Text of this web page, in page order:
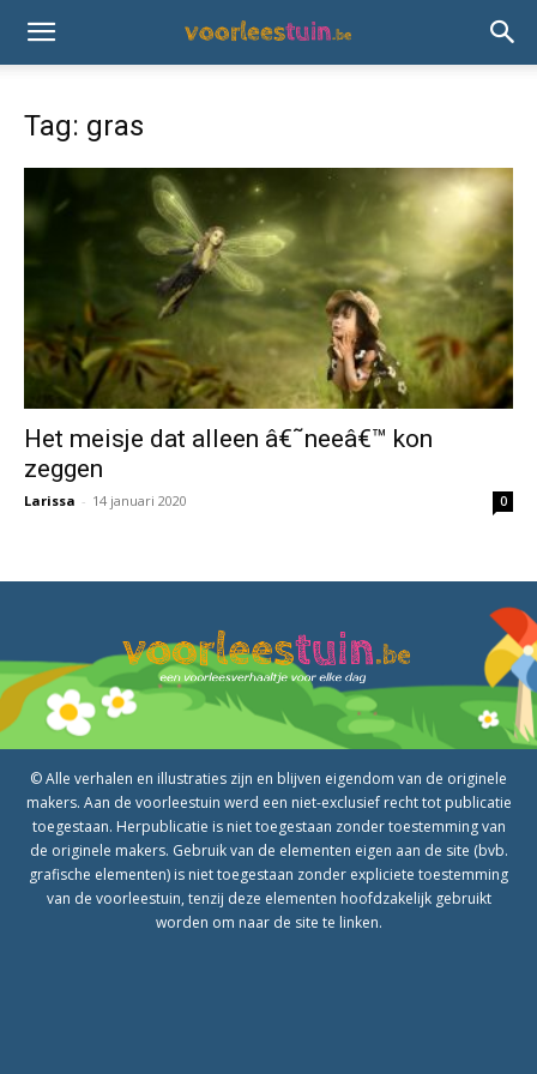
Tag: gras
Het meisje dat alleen â€˜neeâ€™ kon
zeggen
Larissa - 14 januari 2020 0
© Alle verhalen en illustraties zijn en blijven eigendom van de originele
makers. Aan de voorleestuin werd een niet-exclusief recht tot publicatie
toegestaan. Herpublicatie is niet toegestaan zonder toestemming van
de originele makers. Gebruik van de elementen eigen aan de site (bvb.
grafische elementen) is niet toegestaan zonder expliciete toestemming
van de voorleestuin, tenzij deze elementen hoofdzakelijk gebruikt
worden om naar de site te linken.